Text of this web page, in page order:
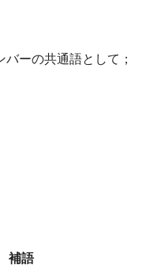
ーの共通語として；
補語